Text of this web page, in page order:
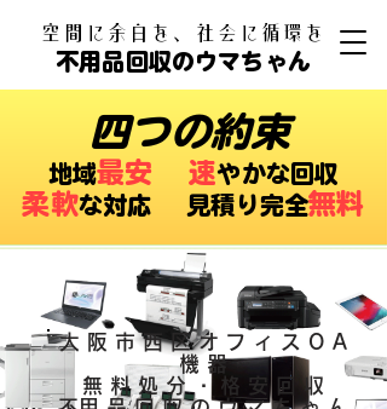
​空間に余白を、社会に循環を
不用品回収のウマちゃん
四つの約束
​地域最安 速やかな回収
柔軟な対応 ​見積り完全無料
大阪市西区オフィスOA
機器
無料処分・格安回収